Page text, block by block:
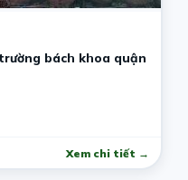
bách khoa quận
Xem chi tiết →